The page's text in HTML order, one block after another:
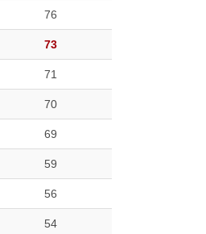
76
73
71
70
69
59
56
54